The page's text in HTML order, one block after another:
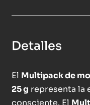
Detalles
El Multipack de
25 g representa la
consciente. El